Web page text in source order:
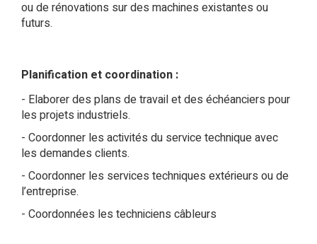
ou de rénovations sur des machines existantes ou
futurs.
Planification et coordination :
Elaborer des plans de travail et des échéanciers pour
les projets industriels.
Coordonner les activités du service technique avec
les demandes clients.
Coordonner les services techniques extérieurs ou de
l’entreprise.
Coordonnées les techniciens câbleurs